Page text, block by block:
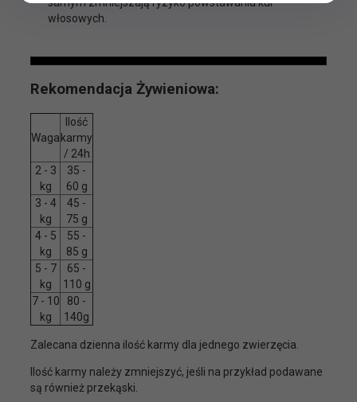
samym zmniejszają ryzyko powstawania kul
włosowych.
Rekomendacja Żywieniowa:
Waga
Ilość
karmy
/ 24h
2 - 3
kg
35 -
60 g
3 - 4
kg
45 -
75 g
4 - 5
kg
55 -
85 g
5 - 7
kg
65 -
110 g
7 - 10
kg
80 -
140g
Zalecana dzienna ilość karmy dla jednego zwierzęcia.
Ilość karmy należy zmniejszyć, jeśli na przykład podawane
są również przekąski.